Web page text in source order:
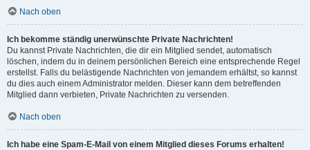
Nach oben
Ich bekomme ständig unerwünschte Private Nachrichten!
Du kannst Private Nachrichten, die dir ein Mitglied sendet, automatisch
löschen, indem du in deinem persönlichen Bereich eine entsprechende Regel
erstellst. Falls du belästigende Nachrichten von jemandem erhältst, so kannst
du dies auch einem Administrator melden. Dieser kann dem betreffenden
Mitglied dann verbieten, Private Nachrichten zu versenden.
Nach oben
Ich habe eine Spam-E-Mail von einem Mitglied dieses Forums erhalten!